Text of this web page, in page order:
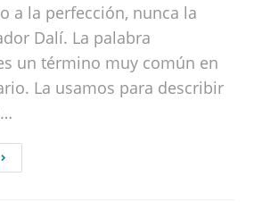
a la perfección, nunca la
Dalí. La palabra
un término muy común en
La usamos para describir